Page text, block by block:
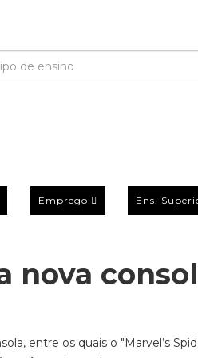
Emprego Ens.
nova
entre os quais o "Marvel’s